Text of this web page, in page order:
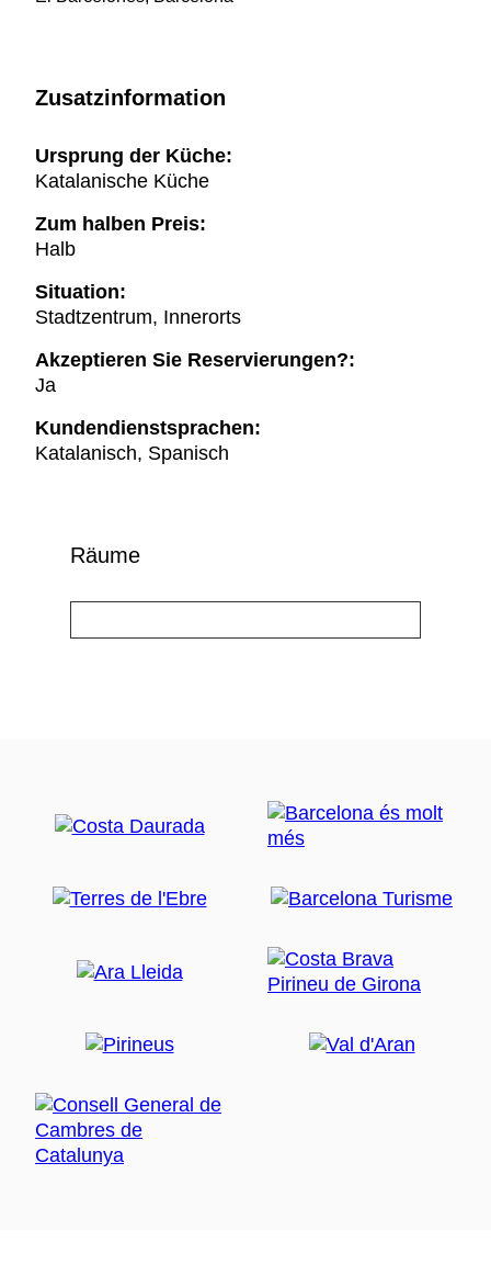
Zusatzinformation
Ursprung der Küche:
Katalanische Küche
Zum halben Preis:
Halb
Situation:
Stadtzentrum, Innerorts
Akzeptieren Sie Reservierungen?:
Ja
Kundendienstsprachen:
Katalanisch, Spanisch
Räume